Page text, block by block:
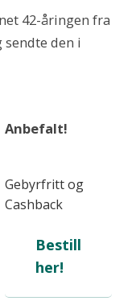
42-åringen fra
den i
Anbefalt!
Gebyrfritt og
Cashback
Bestill
her!